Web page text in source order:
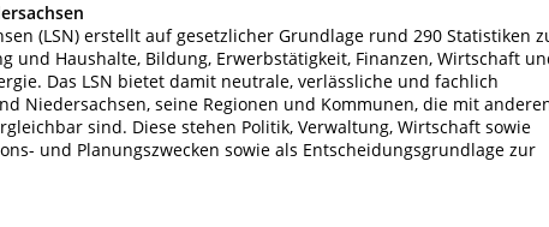
(LSN) erstellt auf gesetzlicher Grundlage rund 290 Statistiken
und Haushalte, Bildung, Erwerbstätigkeit, Finanzen, Wirtschaft
Das LSN bietet damit neutrale, verlässliche und fachlich
Niedersachsen, seine Regionen und Kommunen, die mit
sind. Diese stehen Politik, Verwaltung, Wirtschaft sowie
und Planungszwecken sowie als Entscheidungsgrundlage zur